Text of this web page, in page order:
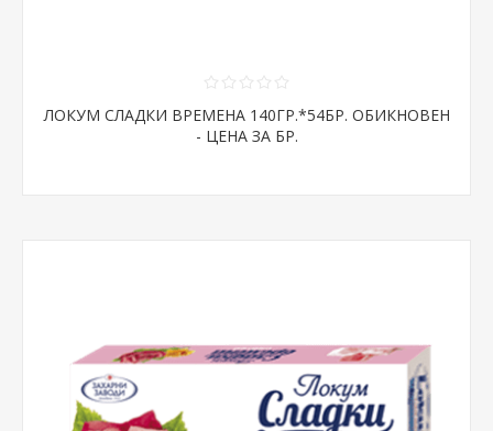
ЛОКУМ СЛАДКИ ВРЕМЕНА 140ГР.*54БР. ОБИКНОВЕН
- ЦЕНА ЗА БР.